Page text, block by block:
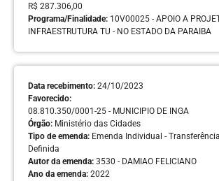
R$ 287.306,00
Programa/Finalidade: 10V00025 - APOIO A
INFRAESTRUTURA TU - NO ESTADO DA PARAIBA
Data recebimento: 24/10/2023
Favorecido:
08.810.350/0001-25 - MUNICIPIO DE INGA
Órgão: Ministério das Cidades
Tipo de emenda: Emenda Individual -
Definida
Autor da emenda: 3530 - DAMIAO FELICIANO
Ano da emenda: 2022